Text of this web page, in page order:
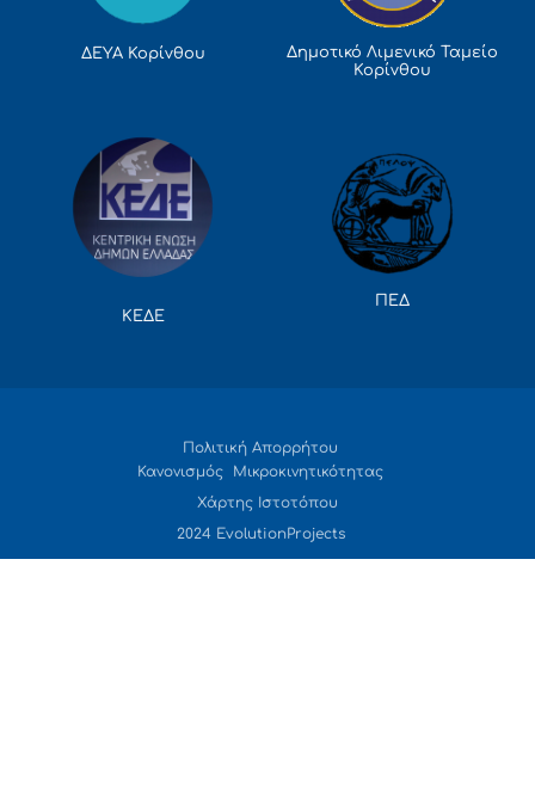
ΔΕΥΑ Κορίνθου
Δημοτικό Λιμενικό Ταμείο
Κορίνθου
ΚΕΔΕ
ΠΕΔ
Πολιτική Απορρήτου
Κανονισμός Μικροκινητικότητας
Χάρτης Ιστοτόπου
2024 EvolutionProjects